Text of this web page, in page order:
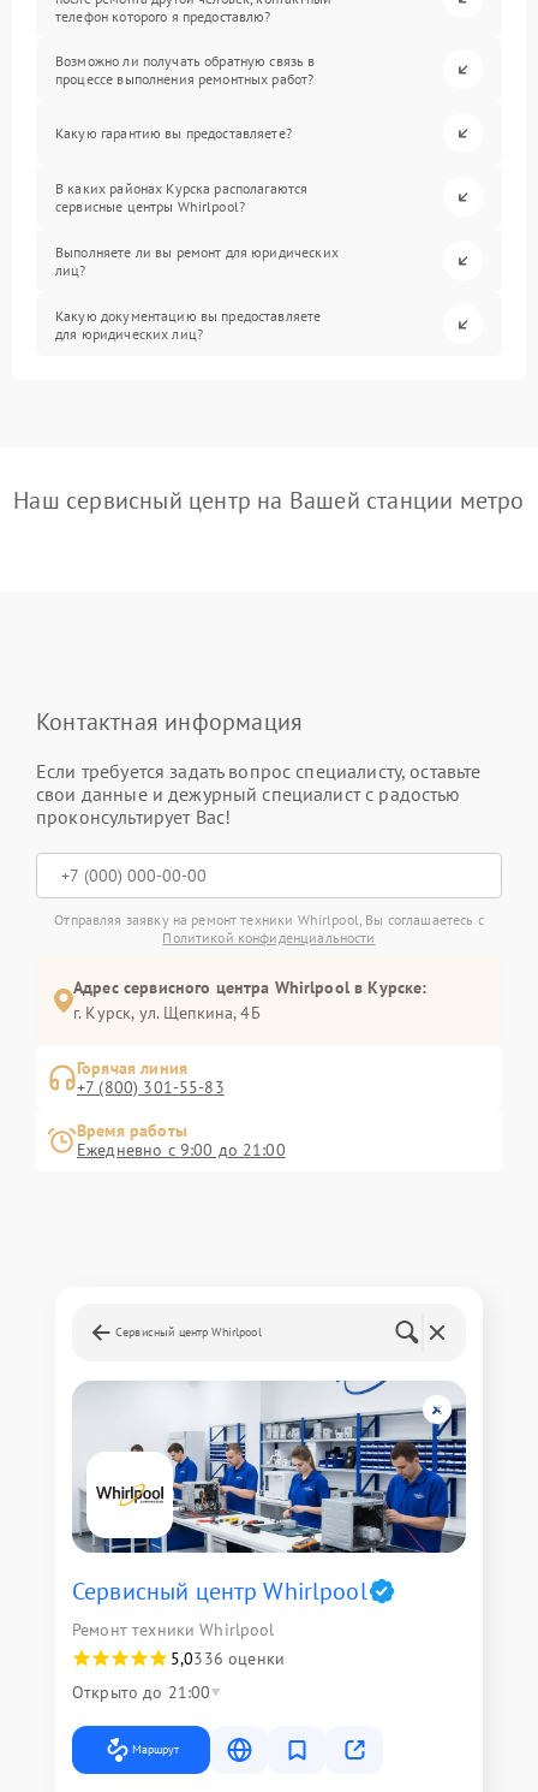
телефон которого я предоставлю?
Возможно ли получать обратную связь в
процессе выполнения ремонтных работ?
Какую гарантию вы предоставляете?
В каких районах Курска располагаются
сервисные центры Whirlpool?
Выполняете ли вы ремонт для юридических
лиц?
Какую документацию вы предоставляете
для юридических лиц?
Наш сервисный центр на Вашей станции метро
Контактная информация
Если требуется задать вопрос специалисту, оставьте
свои данные и дежурный специалист с радостью
проконсультирует Вас!
Отправляя заявку на ремонт техники Whirlpool, Вы соглашаетесь с
Политикой конфиденциальности
Адрес сервисного центра Whirlpool в Курске:
г. Курск, ул. Щепкина, 4Б
Горячая линия
+7 (800) 301-55-83
Время работы
Ежедневно с 9:00 до 21:00
Сервисный центр Whirlpool
Сервисный центр Whirlpool
Ремонт техники Whirlpool
5,0336 оценки
Открыто до 21:00
Маршрут